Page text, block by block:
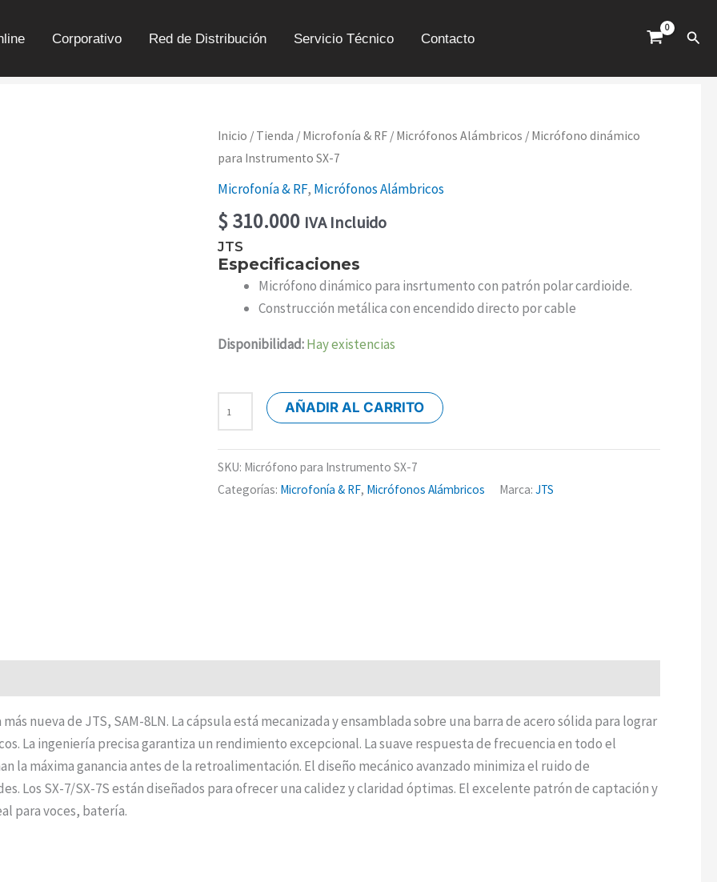
Corporativo Red de Distribución Servicio Técnico Contacto
Inicio / Tienda / Microfonía & RF / Micrófonos Alámbricos / Micrófono dinámico
para Instrumento SX-7
Microfonía & RF, Micrófonos Alámbricos
$310.000 IVA Incluido
JTS
Especificaciones
Micrófono dinámico para insrtumento con patrón polar cardioide.
Construcción metálica con encendido directo por cable
Disponibilidad:Hay existencias
MICRÓFONO
PARA
INSTRUMENTO
SX-
7
CANTIDAD
AÑADIR AL CARRITO
SKU: Micrófono para Instrumento SX-7
Categorías: Microfonía & RF, Micrófonos Alámbricos Marca:JTS
nueva de JTS, SAM-8LN. La cápsula está mecanizada y ensamblada sobre una barra de acero sólida para lograr
La ingeniería precisa garantiza un rendimiento excepcional. La suave respuesta de frecuencia en todo el
la máxima ganancia antes de la retroalimentación. El diseño mecánico avanzado minimiza el ruido de
Los SX-7/SX-7S están diseñados para ofrecer una calidez y claridad óptimas. El excelente patrón de captación y
para voces, batería.
CANTIDAD